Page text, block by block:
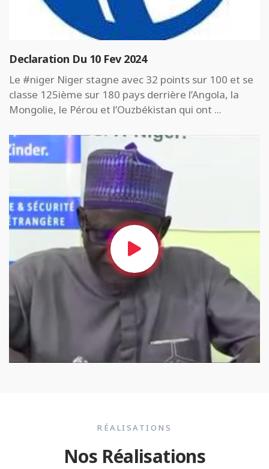
Declaration Du 10 Fev 2024
Le #niger Niger stagne avec 32 points sur 100 et se
classe 125ième sur 180 pays derrière l’Angola, la
Mongolie, le Pérou et l’Ouzbékistan qui ont ...
RÉALISATIONS
Nos Réalisations